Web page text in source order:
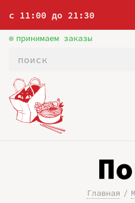
с 11:00 до 21:30
принимаем заказы
Главная